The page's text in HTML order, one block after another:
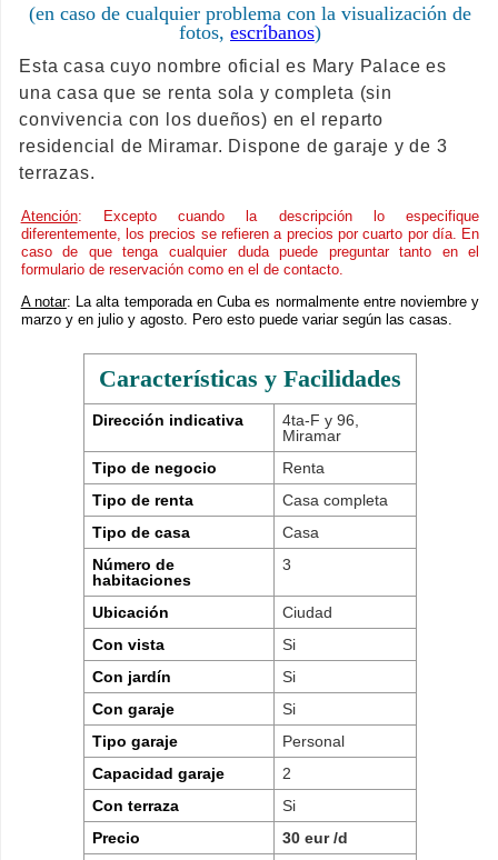
(en caso de cualquier problema con la visualización de
fotos, escríbanos)
Esta casa cuyo nombre oficial es Mary Palace es
una casa que se renta sola y completa (sin
convivencia con los dueños) en el reparto
residencial de Miramar. Dispone de garaje y de 3
terrazas.
Atención: Excepto cuando la descripción lo especifique
diferentemente, los precios se refieren a precios por cuarto por día. En
caso de que tenga cualquier duda puede preguntar tanto en el
formulario de reservación como en el de contacto.
A notar: La alta temporada en Cuba es normalmente entre noviembre y
marzo y en julio y agosto. Pero esto puede variar según las casas.
Características y Facilidades
Dirección indicativa
4ta-F y 96,
Miramar
Tipo de negocio
Renta
Tipo de renta
Casa completa
Tipo de casa
Casa
Número de
habitaciones
3
Ubicación
Ciudad
Con vista
Si
Con jardín
Si
Con garaje
Si
Tipo garaje
Personal
Capacidad garaje
2
Con terraza
Si
Precio
30 eur /d